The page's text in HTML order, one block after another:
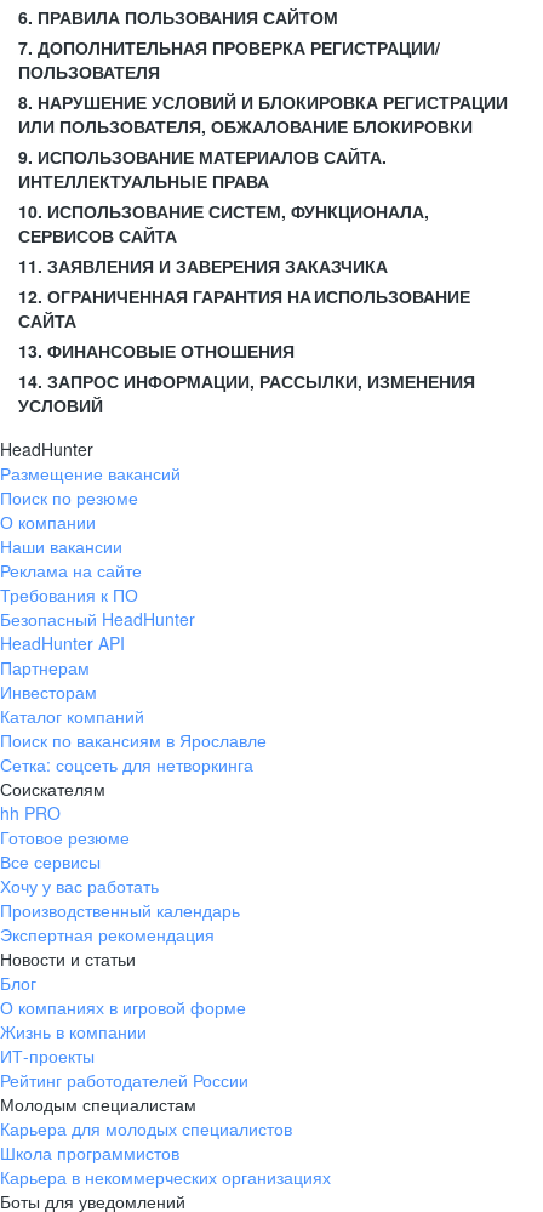
6. ПРАВИЛА ПОЛЬЗОВАНИЯ САЙТОМ
7. ДОПОЛНИТЕЛЬНАЯ ПРОВЕРКА РЕГИСТРАЦИИ/
ПОЛЬЗОВАТЕЛЯ
8. НАРУШЕНИЕ УСЛОВИЙ И БЛОКИРОВКА РЕГИСТРАЦИИ
ИЛИ ПОЛЬЗОВАТЕЛЯ, ОБЖАЛОВАНИЕ БЛОКИРОВКИ
9. ИСПОЛЬЗОВАНИЕ МАТЕРИАЛОВ САЙТА.
ИНТЕЛЛЕКТУАЛЬНЫЕ ПРАВА
10. ИСПОЛЬЗОВАНИЕ СИСТЕМ, ФУНКЦИОНАЛА,
СЕРВИСОВ САЙТА
11. ЗАЯВЛЕНИЯ И ЗАВЕРЕНИЯ ЗАКАЗЧИКА
12. ОГРАНИЧЕННАЯ ГАРАНТИЯ НА ИСПОЛЬЗОВАНИЕ
САЙТА
13. ФИНАНСОВЫЕ ОТНОШЕНИЯ
14. ЗАПРОС ИНФОРМАЦИИ, РАССЫЛКИ, ИЗМЕНЕНИЯ
УСЛОВИЙ
HeadHunter
Размещение вакансий
Поиск по резюме
О компании
Наши вакансии
Реклама на сайте
Требования к ПО
Безопасный HeadHunter
HeadHunter API
Партнерам
Инвесторам
Каталог компаний
Поиск по вакансиям в Ярославле
Сетка: соцсеть для нетворкинга
Соискателям
hh PRO
Готовое резюме
Все сервисы
Хочу у вас работать
Производственный календарь
Экспертная рекомендация
Новости и статьи
Блог
О компаниях в игровой форме
Жизнь в компании
ИТ-проекты
Рейтинг работодателей России
Молодым специалистам
Карьера для молодых специалистов
Школа программистов
Карьера в некоммерческих организациях
Боты для уведомлений